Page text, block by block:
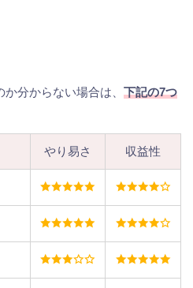
分からない場合は、 下記の7つ
やり易さ 収益性